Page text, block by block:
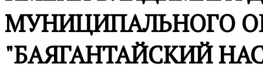
МУНИЦИПАЛЬНОГО
"БАЯГАНТАЙСКИЙ